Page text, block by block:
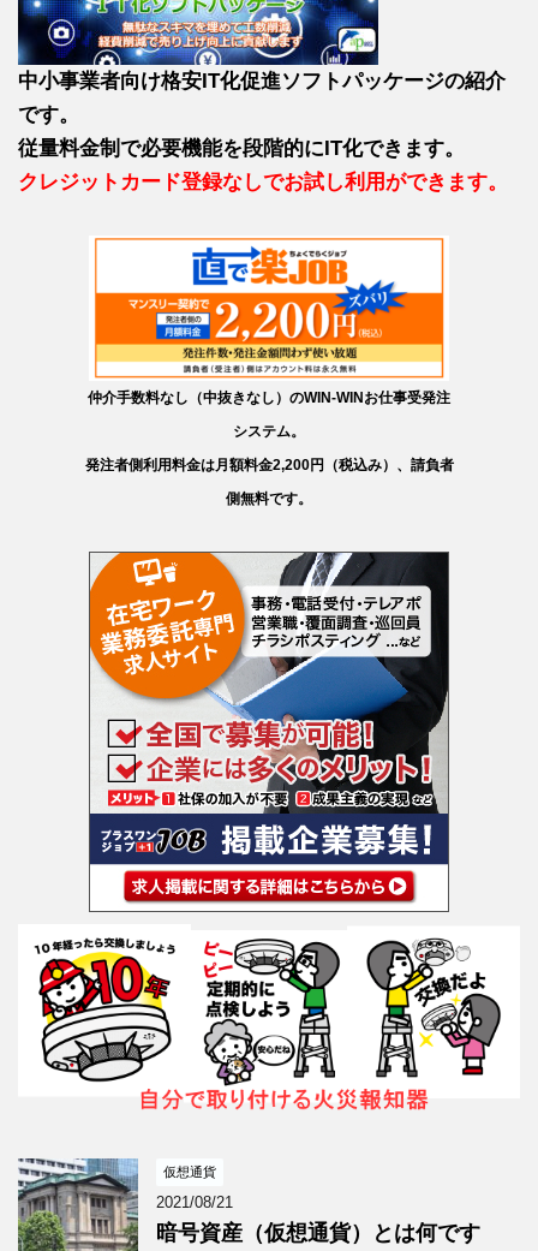
中小事業者向け格安IT化促進ソフトパッケージの紹介
です。
従量料金制で必要機能を段階的にIT化できます。
クレジットカード登録なしでお試し利用ができます。
仲介手数料なし（中抜きなし）のWIN-WINお仕事受発注
システム。
発注者側利用料金は月額料金2,200円（税込み）、請負者
側無料です。
仮想通貨
2021/08/21
暗号資産（仮想通貨）とは何です